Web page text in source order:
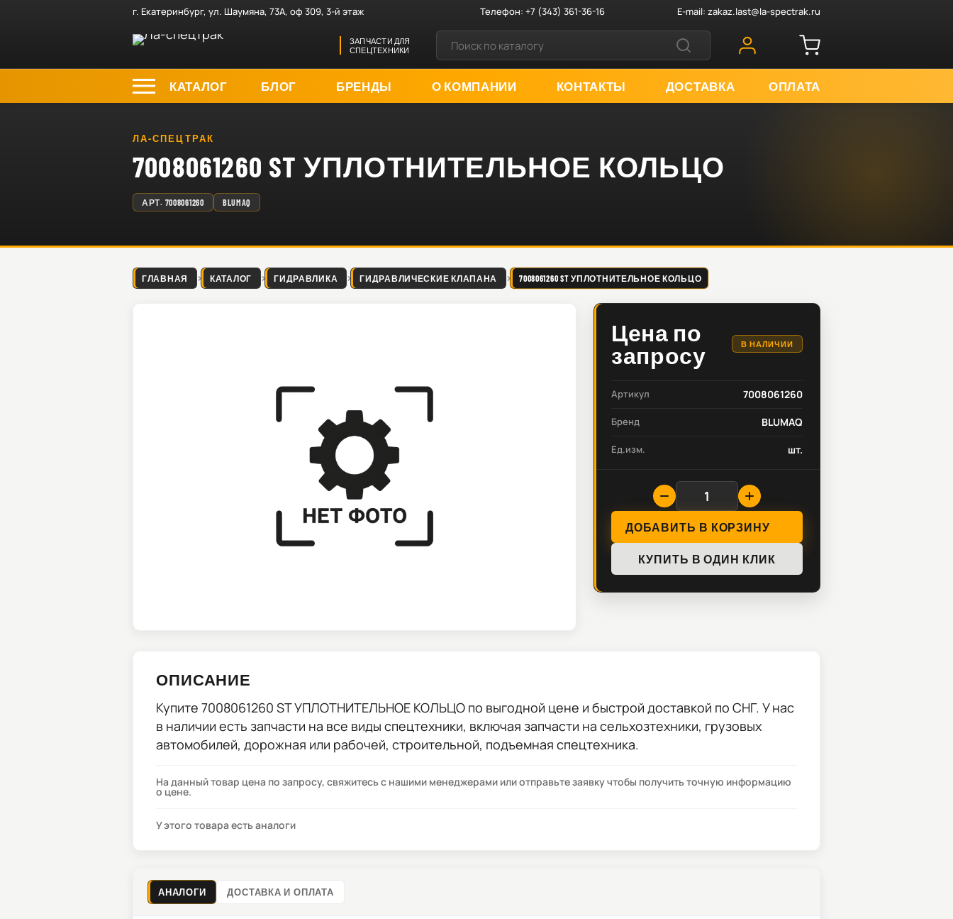
г. Екатеринбург, ул. Шаумяна, 73А, оф 309, 3-й этаж Телефон:+7 (343) 361-36-16 E-mail: zakaz.last@la-spectrak.ru
ЗАПЧАСТИ ДЛЯ
СПЕЦТЕХНИКИ
КАТАЛОГ БЛОГ БРЕНДЫ О КОМПАНИИ КОНТАКТЫ ДОСТАВКА ОПЛАТА
ЛА-СПЕЦТРАК
7008061260 ST УПЛОТНИТЕЛЬНОЕ КОЛЬЦО
АРТ. 7008061260 BLUMAQ
ГЛАВНАЯ КАТАЛОГ ГИДРАВЛИКА ГИДРАВЛИЧЕСКИЕ КЛАПАНА 7008061260 ST УПЛОТНИТЕЛЬНОЕ КОЛЬЦО
Цена по
запросу
В НАЛИЧИИ
Артикул 7008061260
Бренд BLUMAQ
Ед.изм. шт.
ДОБАВИТЬ В КОРЗИНУ
КУПИТЬ В ОДИН КЛИК
ОПИСАНИЕ
Купите 7008061260 ST УПЛОТНИТЕЛЬНОЕ КОЛЬЦО по выгодной цене и быстрой доставкой по СНГ. У нас
в наличии есть запчасти на все виды спецтехники, включая запчасти на сельхозтехники, грузовых
автомобилей, дорожная или рабочей, строительной, подъемная спецтехника.
На данный товар цена по запросу, свяжитесь с нашими менеджерами или отправьте заявку чтобы получить точную информацию
о цене.
У этого товара есть аналоги
АНАЛОГИ ДОСТАВКА И ОПЛАТА